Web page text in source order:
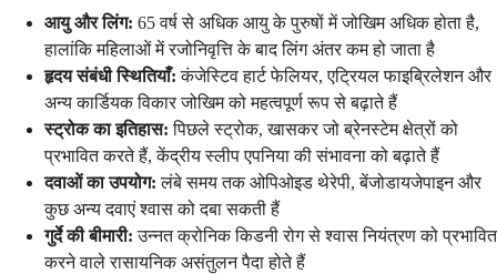
आयु और लिंग: 65 वर्ष से अधिक आयु के पुरुषों में जोखिम अधिक होता है,
हालांकि महिलाओं में रजोनिवृत्ति के बाद लिंग अंतर कम हो जाता है
हृदय संबंधी स्थितियाँ: कंजेस्टिव हार्ट फेलियर, एट्रियल फाइब्रिलेशन और
अन्य कार्डियक विकार जोखिम को महत्वपूर्ण रूप से बढ़ाते हैं
स्ट्रोक का इतिहास: पिछले स्ट्रोक, खासकर जो ब्रेनस्टेम क्षेत्रों को
प्रभावित करते हैं, केंद्रीय स्लीप एपनिया की संभावना को बढ़ाते हैं
दवाओं का उपयोग: लंबे समय तक ओपिओइड थेरेपी, बेंजोडायजेपाइन और
कुछ अन्य दवाएं श्वास को दबा सकती हैं
गुर्दे की बीमारी: उन्नत क्रोनिक किडनी रोग से श्वास नियंत्रण को प्रभावित
करने वाले रासायनिक असंतुलन पैदा होते हैं